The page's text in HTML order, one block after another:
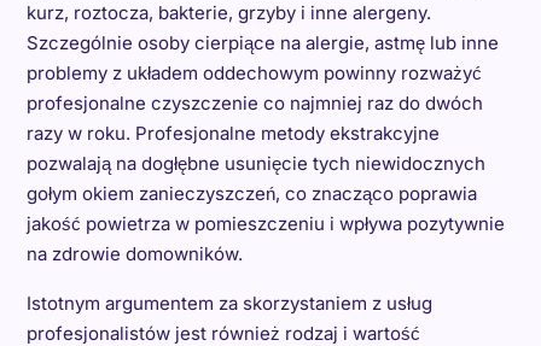
kurz, roztocza, bakterie, grzyby i inne alergeny.
Szczególnie osoby cierpiące na alergie, astmę lub inne
problemy z układem oddechowym powinny rozważyć
profesjonalne czyszczenie co najmniej raz do dwóch
razy w roku. Profesjonalne metody ekstrakcyjne
pozwalają na dogłębne usunięcie tych niewidocznych
gołym okiem zanieczyszczeń, co znacząco poprawia
jakość powietrza w pomieszczeniu i wpływa pozytywnie
na zdrowie domowników.
Istotnym argumentem za skorzystaniem z usług
profesjonalistów jest również rodzaj i wartość